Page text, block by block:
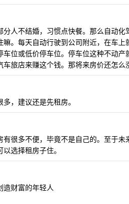
人不结婚，习惯点快餐。那么自动
。每天自动行驶到公司附近，在车
位或低价停车位。停车位这种不动
旅店来赚这个钱。那将来房价还怎么
，建议还是先租房。
很多不便，毕竟不是自己的。至于未
选择租房子住。
造财富的年轻人